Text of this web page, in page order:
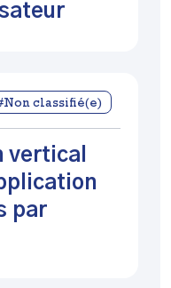
classifié(e)
vertical
par